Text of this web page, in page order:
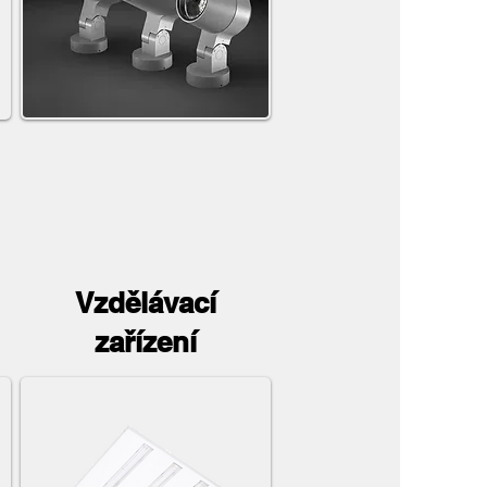
Vzdělávací
zařízení